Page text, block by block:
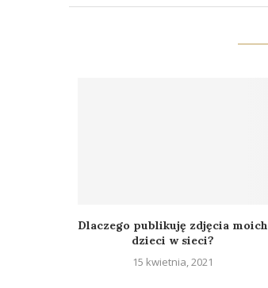
Dlaczego publikuję zdjęcia moich
dzieci w sieci?
15 kwietnia, 2021